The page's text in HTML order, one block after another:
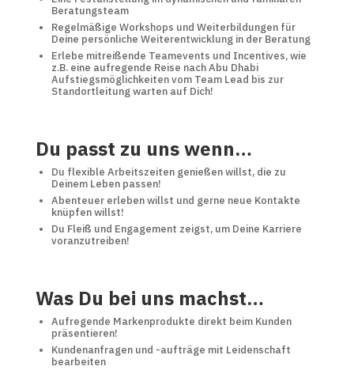
Beratungsteam
Regelmäßige Workshops und Weiterbildungen für
Deine persönliche Weiterentwicklung in der Beratung
Erlebe mitreißende Teamevents und Incentives, wie
z.B. eine aufregende Reise nach Abu Dhabi
Aufstiegsmöglichkeiten vom Team Lead bis zur
Standortleitung warten auf Dich!
Du passt zu uns wenn…
Du flexible Arbeitszeiten genießen willst, die zu
Deinem Leben passen!
Abenteuer erleben willst und gerne neue Kontakte
knüpfen willst!
Du Fleiß und Engagement zeigst, um Deine Karriere
voranzutreiben!
Was Du bei uns machst…
Aufregende Markenprodukte direkt beim Kunden
präsentieren!
Kundenanfragen und -aufträge mit Leidenschaft
bearbeiten